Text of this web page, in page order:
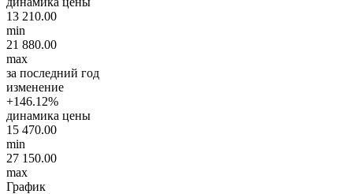
13 210.00
min
21 880.00
max
за последний год
изменение
+146.12%
динамика цены
15 470.00
min
27 150.00
max
График